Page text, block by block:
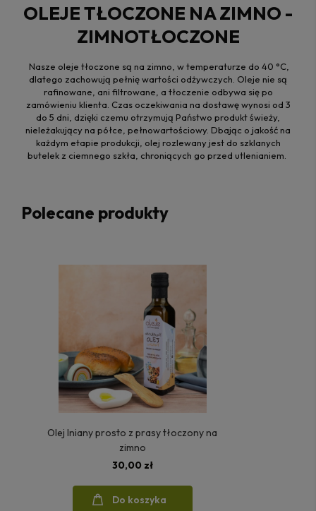
OLEJE TŁOCZONE NA ZIMNO -
ZIMNOTŁOCZONE
Nasze oleje tłoczone są na zimno, w temperaturze do 40 °C,
dlatego zachowują pełnię wartości odżywczych. Oleje nie są
rafinowane, ani filtrowane, a tłoczenie odbywa się po
zamówieniu klienta. Czas oczekiwania na dostawę wynosi od 3
do 5 dni, dzięki czemu otrzymują Państwo produkt świeży,
nieleżakujący na półce, pełnowartościowy. Dbając o jakość na
każdym etapie produkcji, olej rozlewany jest do szklanych
butelek z ciemnego szkła, chroniących go przed utlenianiem.
Polecane produkty
Olej lniany prosto z prasy tłoczony na
zimno
30,00 zł
Do koszyka